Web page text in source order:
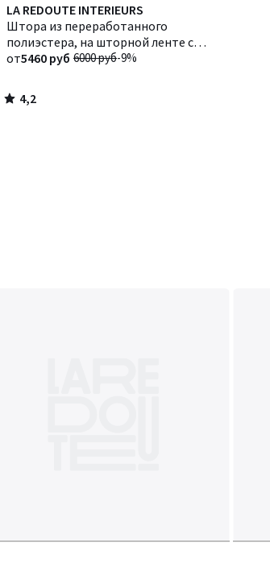
LA REDOUTE INTERIEURS
Штора из переработанного
полиэстера, на шторной ленте с
эффектом волны, SELECT / СЕЛЕКТ
6000 руб-9%
от5460 руб
4,2
/ 5
4,2
/